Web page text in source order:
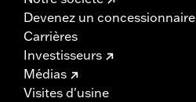
Devenez un concessionnaire
Carrières
Investisseurs
Médias
Visites d'usine